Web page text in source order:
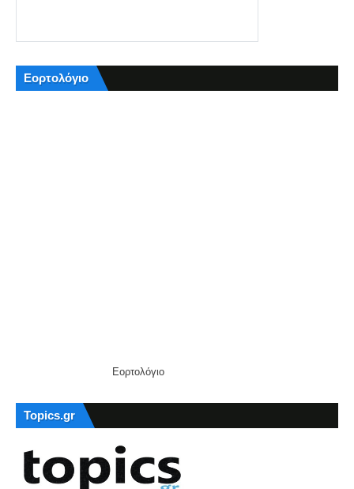
Εορτολόγιο
Εορτολόγιο
Topics.gr